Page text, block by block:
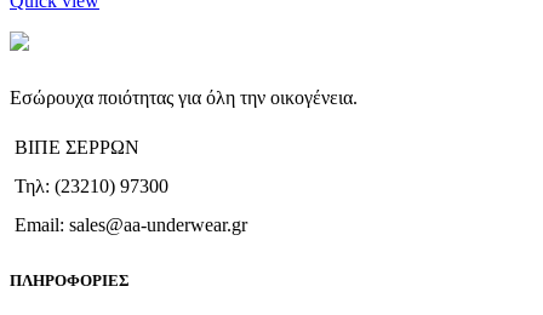
παραλλαγές.
Οι
μπορούν
επιλεγούν
στη
σελίδα
προϊόντος
Εσώρουχα ποιότητας για όλη την οικογένεια.
ΒΙΠΕ ΣΕΡΡΩΝ
Τηλ: (23210) 97300
Email: sales@aa-underwear.gr
ΠΛΗΡΟΦΟΡΙΕΣ